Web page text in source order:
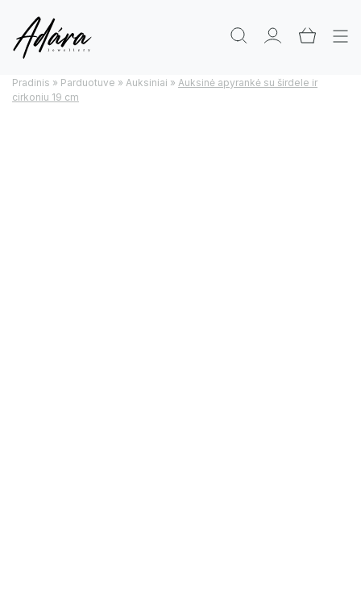
Pradinis » Parduotuve » Auksiniai » Auksinė apyrankė su širdele ir
cirkoniu 19 cm